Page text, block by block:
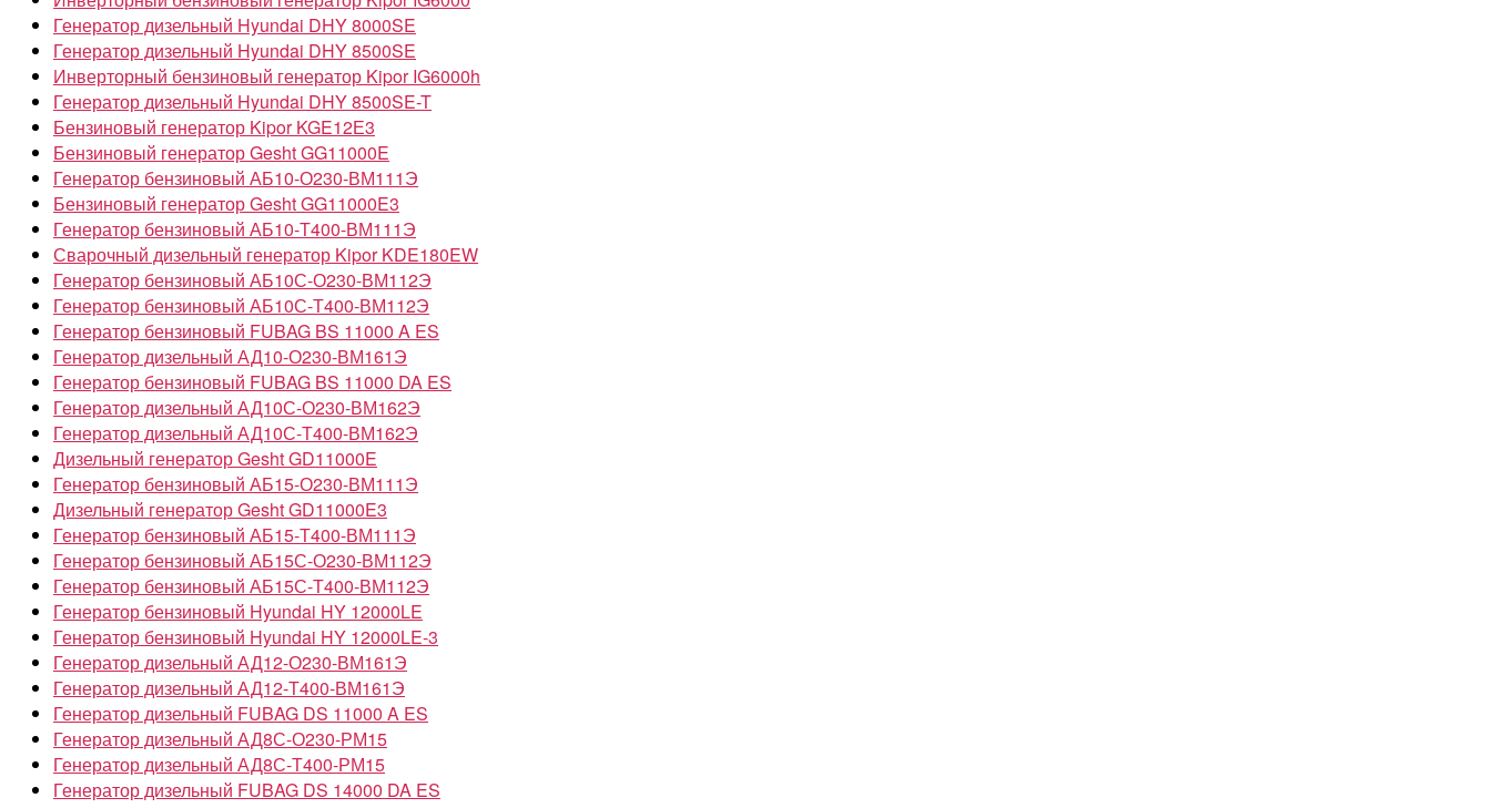
Генератор дизельный Hyundai DHY 8000SE
Генератор дизельный Hyundai DHY 8500SE
Инверторный бензиновый генератор Kipor IG6000h
Генератор дизельный Hyundai DHY 8500SE-T
Бензиновый генератор Kipor KGE12Е3
Бензиновый генератор Gesht GG11000E
Генератор бензиновый АБ10-О230-ВМ111Э
Бензиновый генератор Gesht GG11000E3
Генератор бензиновый АБ10-Т400-ВМ111Э
Сварочный дизельный генератор Kipor KDE180EW
Генератор бензиновый АБ10С-О230-ВМ112Э
Генератор бензиновый АБ10С-Т400-ВМ112Э
Генератор бензиновый FUBAG BS 11000 A ES
Генератор дизельный АД10-О230-ВМ161Э
Генератор бензиновый FUBAG BS 11000 DA ES
Генератор дизельный АД10С-О230-ВМ162Э
Генератор дизельный АД10С-Т400-ВМ162Э
Дизельный генератор Gesht GD11000E
Генератор бензиновый АБ15-О230-ВМ111Э
Дизельный генератор Gesht GD11000E3
Генератор бензиновый АБ15-Т400-ВМ111Э
Генератор бензиновый АБ15С-О230-ВМ112Э
Генератор бензиновый АБ15С-Т400-ВМ112Э
Генератор бензиновый Hyundai HY 12000LE
Генератор бензиновый Hyundai HY 12000LE-3
Генератор дизельный АД12-О230-ВМ161Э
Генератор дизельный АД12-Т400-ВМ161Э
Генератор дизельный FUBAG DS 11000 A ES
Генератор дизельный АД8С-О230-РМ15
Генератор дизельный АД8С-Т400-РМ15
Генератор дизельный FUBAG DS 14000 DA ES